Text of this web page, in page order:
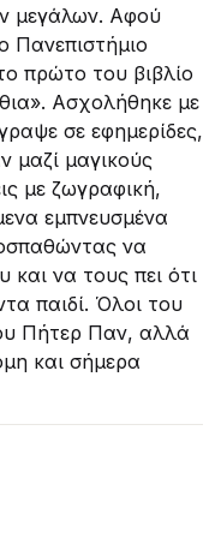
μεγάλων. Αφού
Πανεπιστήμιο
πρώτο του βιβλίο
Ασχολήθηκε με
σε εφημερίδες,
μαζί μαγικούς
με ζωγραφική,
εμπνευσμένα
να
και να τους πει ότι
παιδί. Όλοι του
Πήτερ Παν, αλλά
και σήμερα